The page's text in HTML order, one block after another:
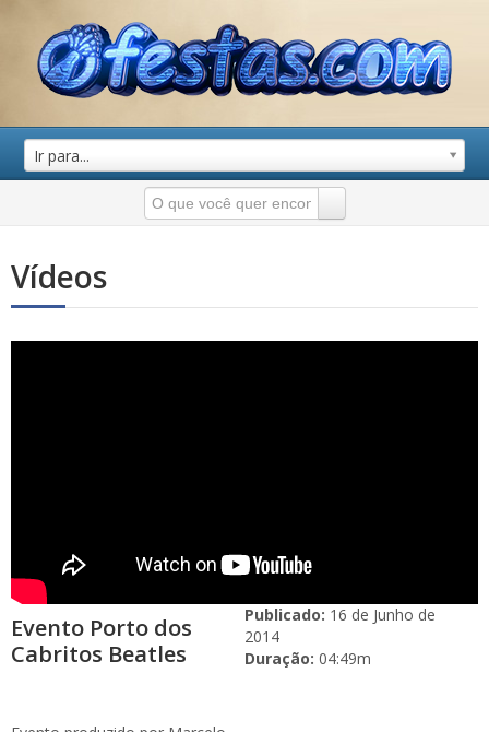
Ir para...
Vídeos
Evento Porto dos
Cabritos Beatles
Publicado: 16 de Junho de
2014
Duração: 04:49m